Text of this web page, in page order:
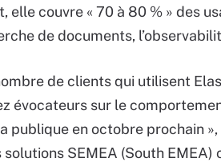
elle couvre « 70 à 80 % » des
de documents,
de clients qui utilisent
évocateurs sur le
publique en octobre prochain »,
SEMEA (South EMEA)